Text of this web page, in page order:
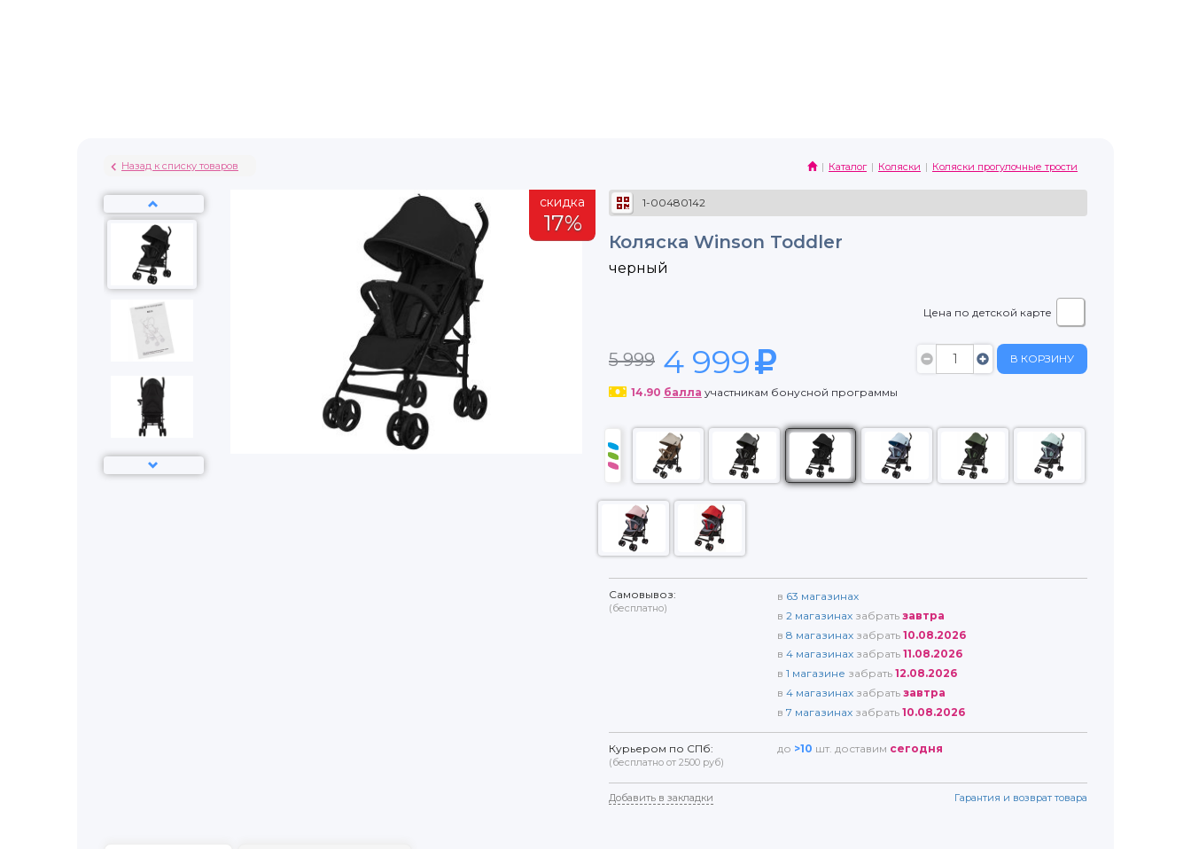
Назад к списку товаров Каталог Коляски Коляски прогулочные трости
скидка
17%
1-00480142
Коляска Winson Toddler
черный
Цена по детской карте
5 999 4 999 В КОРЗИНУ
14.90 балла участникам бонусной программы
Самовывоз:
(бесплатно)
в 63 магазинах
в 2 магазинах забрать завтра
в 8 магазинах забрать 10.08.2026
в 4 магазинах забрать 11.08.2026
в 1 магазине забрать 12.08.2026
в 4 магазинах забрать завтра
в 7 магазинах забрать 10.08.2026
Курьером по СПб:
(бесплатно от 2500 руб)
до >10 шт. доставим сегодня
Добавить в закладки Гарантия и возврат товара